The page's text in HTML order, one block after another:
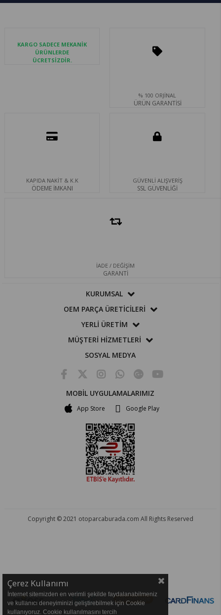
KARGO SADECE MEKANİK
ÜRÜNLERDE
ÜCRETSİZDİR.
% 100 ORJİNAL
ÜRÜN GARANTİSİ
KAPIDA NAKİT & K.K
ÖDEME İMKANI
GÜVENLİ ALIŞVERİŞ
SSL GÜVENLİĞİ
İADE / DEĞİŞİM
GARANTİ
KURUMSAL
OEM PARÇA ÜRETİCİLERİ
YERLİ ÜRETİM
MÜŞTERİ HİZMETLERİ
SOSYAL MEDYA
MOBİL UYGULAMALARIMIZ
App Store Google Play
Copyright © 2021 otoparcaburada.com All Rights Reserved
Çerez Kullanımı
İnternet sitemizden en verimli şekilde faydalanabilmeniz
ve kullanıcı deneyiminizi geliştirebilmek için Cookie
kullanıyoruz. Cookie kullanılmasını tercih